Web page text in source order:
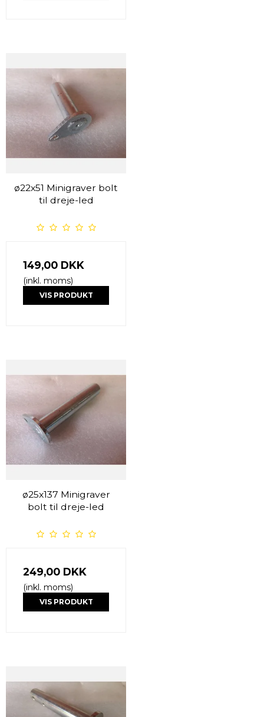
ø22x51 Minigraver bolt
til dreje-led
149,00 DKK
(inkl. moms)
VIS PRODUKT
ø25x137 Minigraver
bolt til dreje-led
249,00 DKK
(inkl. moms)
VIS PRODUKT